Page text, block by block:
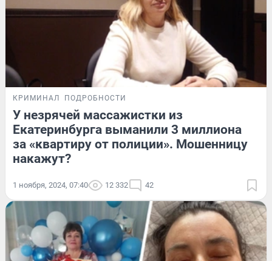
КРИМИНАЛ ПОДРОБНОСТИ
У незрячей массажистки из
Екатеринбурга выманили 3 миллиона
за «квартиру от полиции». Мошенницу
накажут?
1 ноября, 2024, 07:40 12 332 42